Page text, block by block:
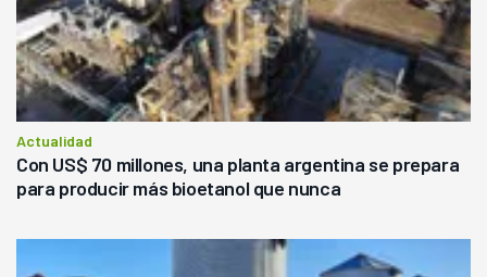
Actualidad
Con US$ 70 millones, una planta argentina se prepara
para producir más bioetanol que nunca